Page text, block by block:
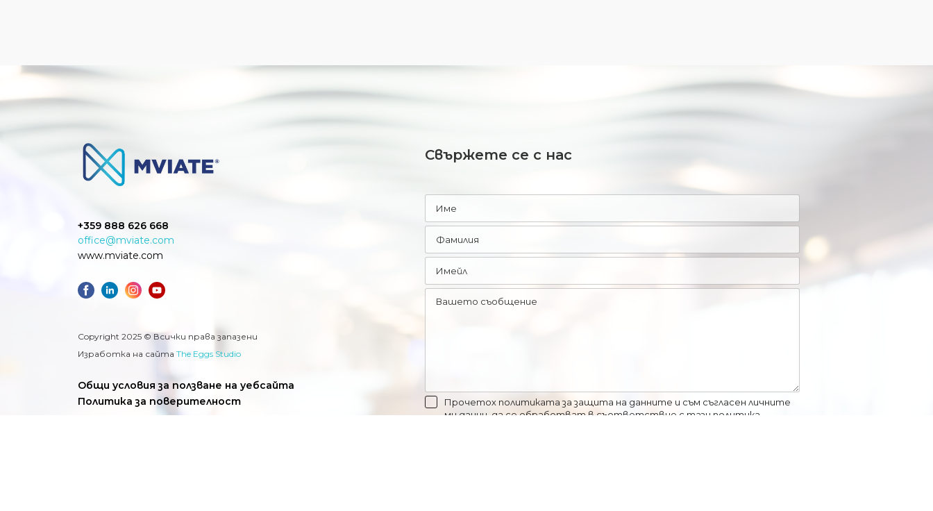
+359 888 626 668
office@mviate.com
www.mviate.com
Copyright 2025 © Всички права запазени
Изработка на сайта The Eggs Studio
Общи условия за ползване на уебсайта
Политика за поверителност
Свържете се с нас
Прочетох политиката за защита на данните и съм съгласен личните
ми данни, да се обработват в съответствие с тази политика.